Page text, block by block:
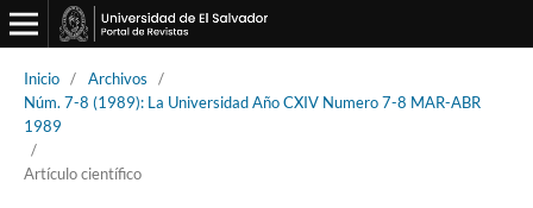
Inicio / Archivos
/
Núm. 7-8 (1989): La Universidad Año CXIV Numero 7-8 MAR-ABR
1989
/
Artículo científico